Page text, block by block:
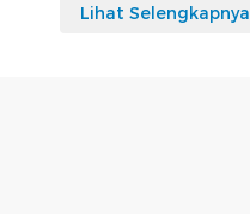
Lihat Selengkapnya